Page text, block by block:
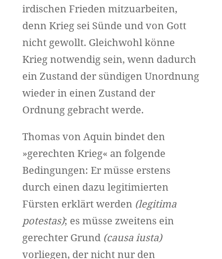
irdischen Frieden mitzuarbeiten,
denn Krieg sei Sünde und von Gott
nicht gewollt. Gleichwohl könne
Krieg notwendig sein, wenn dadurch
ein Zustand der sündigen Unordnung
wieder in einen Zustand der
Ordnung gebracht werde.
Thomas von Aquin bindet den
»gerechten Krieg« an folgende
Bedingungen: Er müsse erstens
durch einen dazu legitimierten
Fürsten erklärt werden (legitima
potestas); es müsse zweitens ein
gerechter Grund (causa iusta)
vorliegen, der nicht nur den